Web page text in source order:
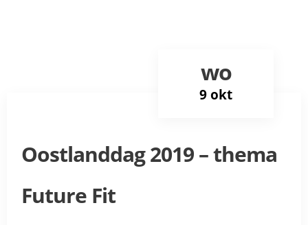
wo
9 okt
Oostlanddag 2019 – thema
Future Fit